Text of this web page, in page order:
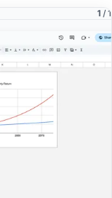
1 / 1